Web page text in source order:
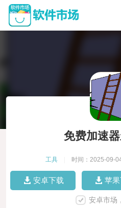
免费加速
工具 时间：2025-09-
安卓下载 苹
安卓市场